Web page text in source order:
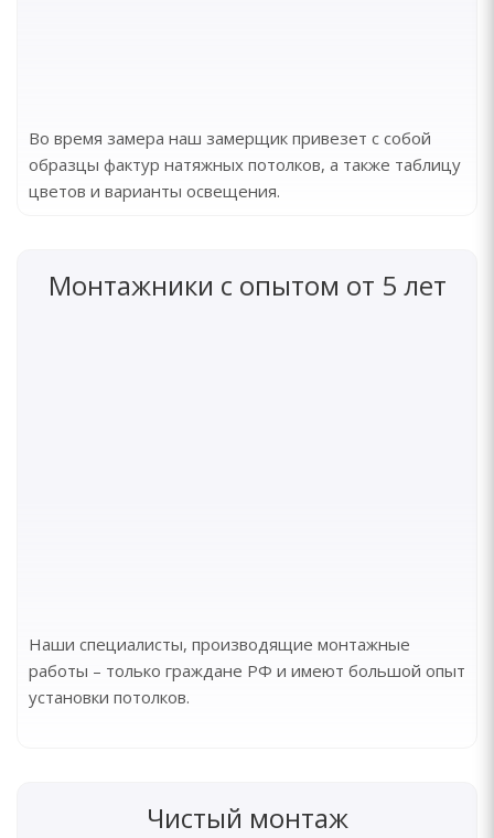
Во время замера наш замерщик привезет с собой
образцы фактур натяжных потолков, а также таблицу
цветов и варианты освещения.
Монтажники с опытом от 5 лет
Наши специалисты, производящие монтажные
работы – только граждане РФ и имеют большой опыт
установки потолков.
Чистый монтаж